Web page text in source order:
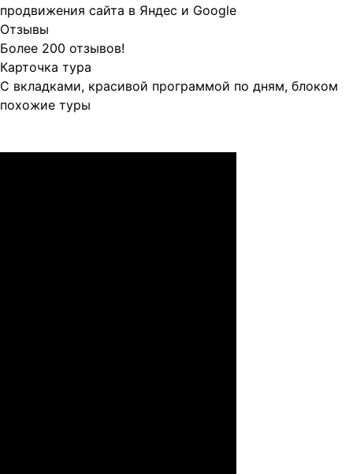
продвижения сайта в Яндес и Google
Отзывы
Более 200 отзывов!
Карточка тура
С вкладками, красивой программой по дням, блоком
похожие туры